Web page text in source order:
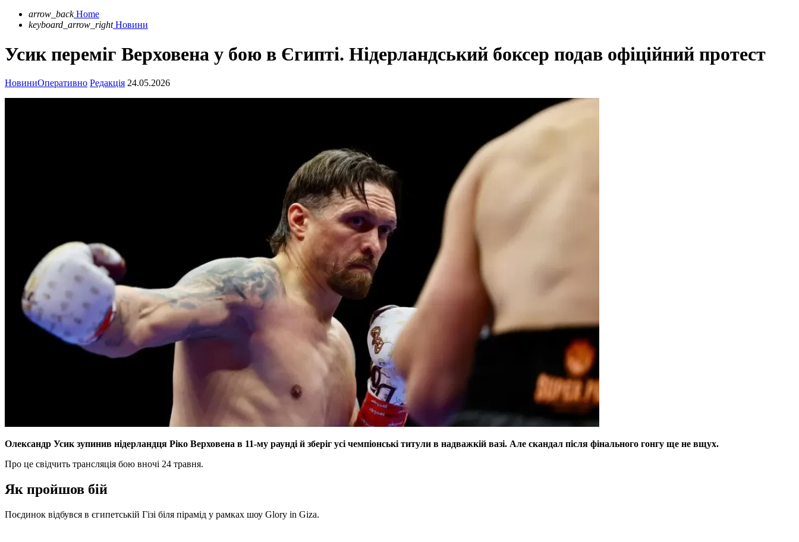
arrow_back Home
keyboard_arrow_right Новини
Усик переміг Верховена у бою в Єгипті. Нідерландський боксер подав офіційний протест
НовиниОперативно Редакція 24.05.2026
Олександр Усик зупинив нідерландця Ріко Верховена в 11-му раунді й зберіг усі чемпіонські титули в надважкій вазі. Але скандал після фінального гонгу ще не вщух.
Про це свідчить трансляція бою вночі 24 травня.
Як пройшов бій
Поєдинок відбувся в єгипетській Гізі біля пірамід у рамках шоу Glory in Giza.